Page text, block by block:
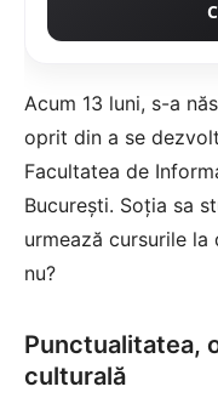
Acum 13 luni, s-a
oprit din a se
Facultatea de
București. Soția sa
urmează cursurile
nu?
Punctualitatea,
culturală